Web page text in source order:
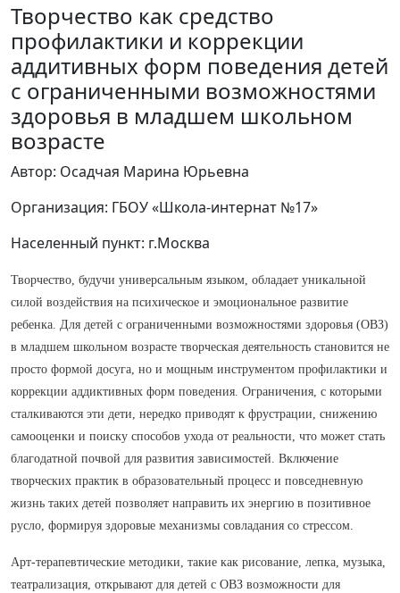
Творчество как средство
профилактики и коррекции
аддитивных форм поведения детей
с ограниченными возможностями
здоровья в младшем школьном
возрасте
Автор: Осадчая Марина Юрьевна
Организация: ГБОУ «Школа-интернат №17»
Населенный пункт: г.Москва
Творчество, будучи универсальным языком, обладает уникальной
силой воздействия на психическое и эмоциональное развитие
ребенка. Для детей с ограниченными возможностями здоровья (ОВЗ)
в младшем школьном возрасте творческая деятельность становится не
просто формой досуга, но и мощным инструментом профилактики и
коррекции аддиктивных форм поведения. Ограничения, с которыми
сталкиваются эти дети, нередко приводят к фрустрации, снижению
самооценки и поиску способов ухода от реальности, что может стать
благодатной почвой для развития зависимостей. Включение
творческих практик в образовательный процесс и повседневную
жизнь таких детей позволяет направить их энергию в позитивное
русло, формируя здоровые механизмы совладания со стрессом.
Арт-терапевтические методики, такие как рисование, лепка, музыка,
театрализация, открывают для детей с ОВЗ возможности для